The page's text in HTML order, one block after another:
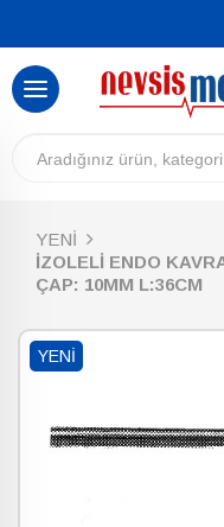
YENİ
İZOLELİ ENDO
ÇAP: 10MM L:36CM
YENI